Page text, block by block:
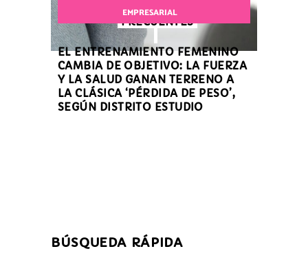
FRECUENTES
EMPRESARIAL
EL ENTRENAMIENTO FEMENINO
CAMBIA DE OBJETIVO: LA FUERZA
Y LA SALUD GANAN TERRENO A
LA CLÁSICA ‘PÉRDIDA DE PESO’,
SEGÚN DISTRITO ESTUDIO
BÚSQUEDA RÁPIDA